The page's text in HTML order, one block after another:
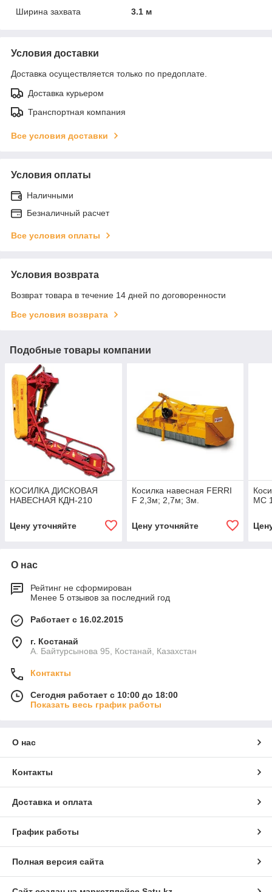
Ширина захвата
3.1 м
Условия доставки
Доставка осуществляется только по предоплате.
Доставка курьером
Транспортная компания
Все условия доставки
Условия оплаты
Наличными
Безналичный расчет
Все условия оплаты
Условия возврата
Возврат товара в течение 14 дней по договоренности
Все условия возврата
Подобные товары компании
КОСИЛКА ДИСКОВАЯ
НАВЕСНАЯ КДН-210
Цену уточняйте
Косилка навесная FERRI
F 2,3м; 2,7м; 3м.
Цену уточняйте
MC
О нас
Рейтинг не сформирован
Менее 5 отзывов за последний год
Работает с 16.02.2015
г. Костанай
А. Байтурсынова 95, Костанай, Казахстан
Контакты
Сегодня работает с 10:00 до 18:00
Показать весь график работы
О нас
Контакты
Доставка и оплата
График работы
Полная версия сайта